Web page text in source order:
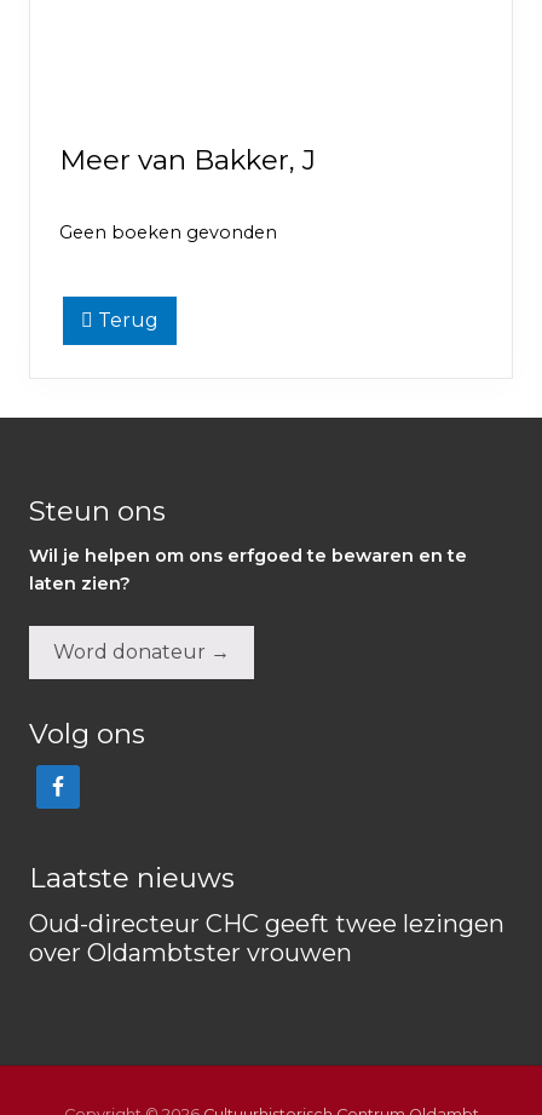
Meer van Bakker, J
Geen boeken gevonden
Terug
Steun ons
Wil je helpen om ons erfgoed te bewaren en te
laten zien?
Word donateur →
Volg ons
Laatste nieuws
Oud-directeur CHC geeft twee lezingen
over Oldambtster vrouwen